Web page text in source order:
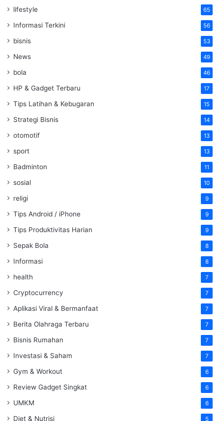
lifestyle 65
Informasi Terkini 56
bisnis 53
News 49
bola 46
HP & Gadget Terbaru 17
Tips Latihan & Kebugaran 15
Strategi Bisnis 14
otomotif 13
sport 13
Badminton 11
sosial 10
religi 9
Tips Android / iPhone 9
Tips Produktivitas Harian 9
Sepak Bola 8
Informasi 8
health 7
Cryptocurrency 7
Aplikasi Viral & Bermanfaat 7
Berita Olahraga Terbaru 7
Bisnis Rumahan 7
Investasi & Saham 7
Gym & Workout 6
Review Gadget Singkat 6
UMKM 6
Diet & Nutrisi 5